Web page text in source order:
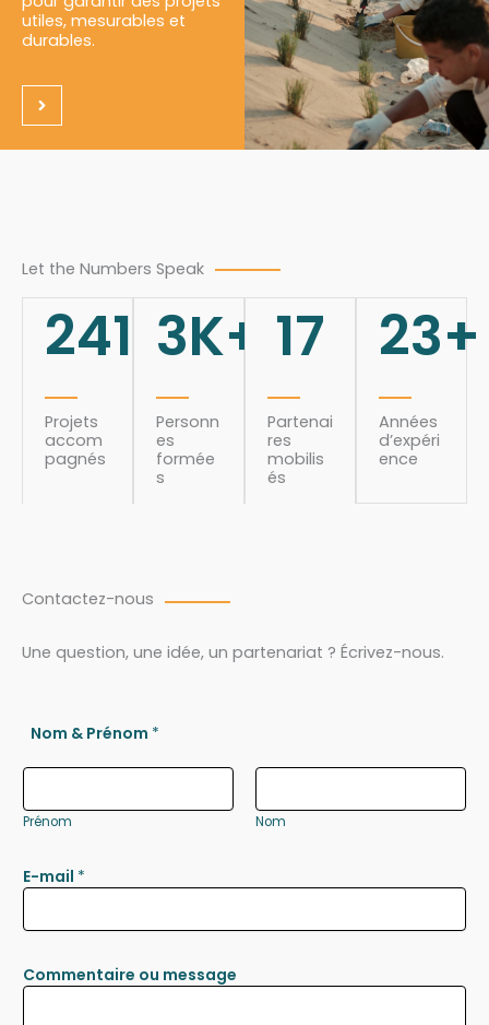
Let the Numbers Speak
utiles, mesurables et
durables.
241
Projets
accom
pagnés
3K+
Personn
es
formée
s
17
Partenai
res
mobilis
és
23+
Années
d’expéri
ence
Contactez-nous
Une question, une idée, un partenariat ? Écrivez-nous.
Nom & Prénom *
Prénom Nom
E-mail *
Commentaire ou message